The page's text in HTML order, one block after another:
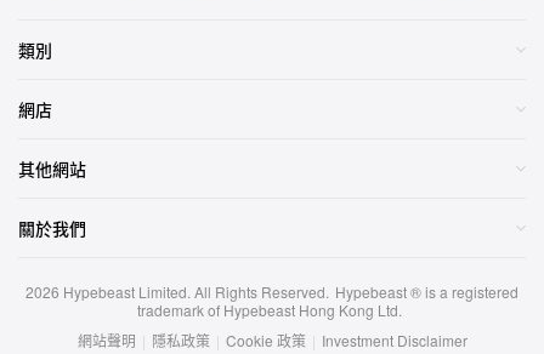
類別
網店
其他網站
關於我們
2026 Hypebeast Limited. All Rights Reserved. Hypebeast ® is a registered
trademark of Hypebeast Hong Kong Ltd.
網站聲明 | 隱私政策 | Cookie 政策 | Investment Disclaimer